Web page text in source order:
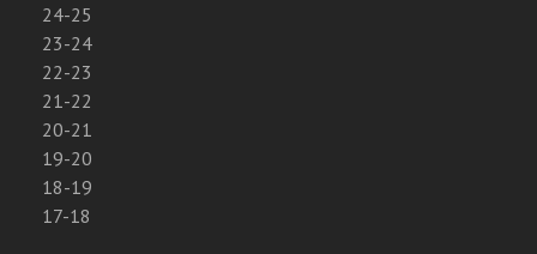
24-25
23-24
22-23
21-22
20-21
19-20
18-19
17-18